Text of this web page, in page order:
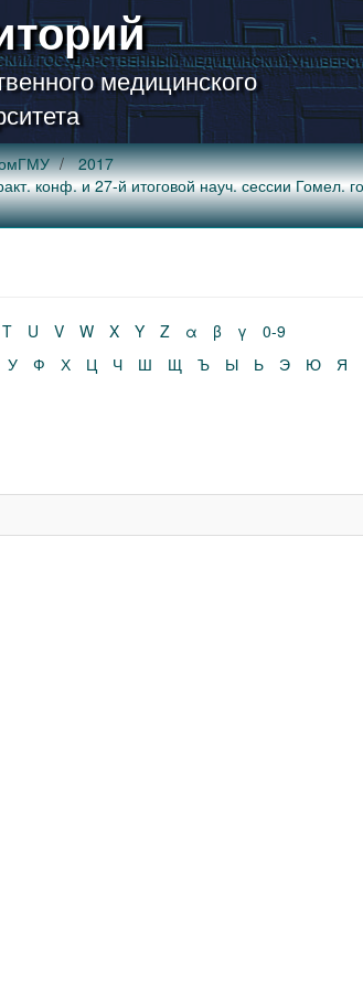
медицинского
2017
конф. и 27-й итоговой науч. сессии Гомел.
T U V W X Y Z α β γ
0-9
У Ф Х Ц Ч Ш Щ Ъ Ы Ь Э Ю Я